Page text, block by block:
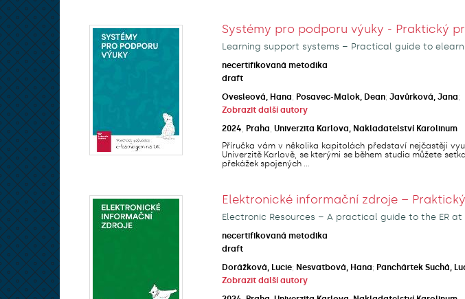
Systémy pro podporu výuky - Praktický
Learning support systems – Practical guide to
necertifikovaná metodika
draft
Ovesleová, Hana; Posavec-Malok, Dean; Javůrková, Jana;
Zobrazit další autory
2024
Praha Univerzita Karlova, Nakladatelství Karolinum
Příručka vám v několika kapitolách představí nejčastěji
Univerzitě Karlově, se kterými se během studia můžete
překážek spojených ...
Elektronické informační zdroje –
Electronic Resources – A practical guide to the ER at
necertifikovaná metodika
draft
Dorážková, Lucie; Nesvatbová, Hana; Panchártek Suchá,
Zobrazit další autory